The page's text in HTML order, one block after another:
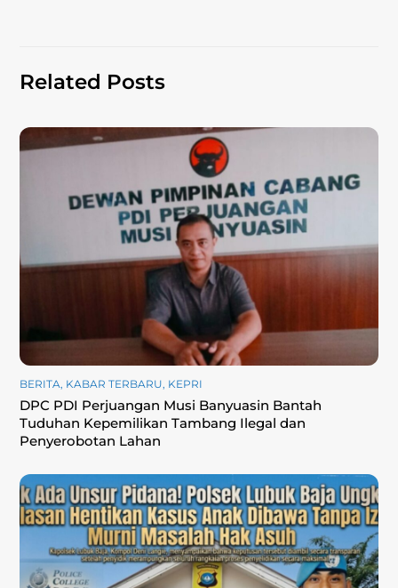
Related Posts
BERITA, KABAR TERBARU, KEPRI
DPC PDI Perjuangan Musi Banyuasin Bantah
Tuduhan Kepemilikan Tambang Ilegal dan
Penyerobotan Lahan